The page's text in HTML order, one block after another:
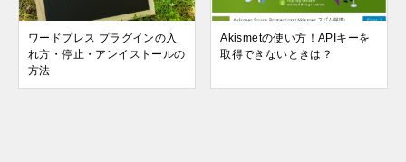
ワードプレス プラグインの入
れ方・停止・アンイストールの
方法
Akismetの使い方！APIキーを
取得できないときは？